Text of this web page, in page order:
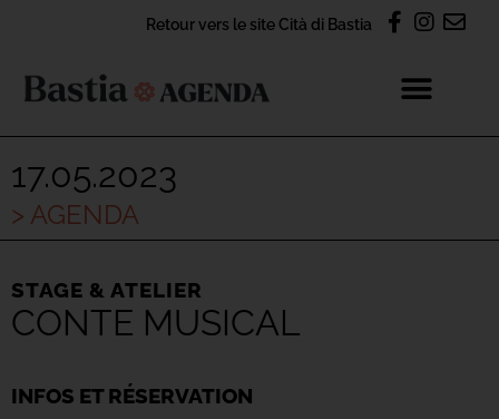
Retour vers le site Cità di Bastia
17.05.2023
> AGENDA
STAGE & ATELIER
CONTE MUSICAL
INFOS ET RÉSERVATION